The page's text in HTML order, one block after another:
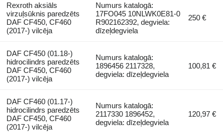
Rexroth aksiāls
virzuļsūknis paredzēts
DAF CF450, CF460
(2017-) vilcēja
Numurs katalogā:
17FO045 10NLWK0E81-0
R902162392, degviela:
dīzeļdegviela
250 €
DAF CF450 (01.18-)
hidrocilindrs paredzēts
DAF CF450, CF460
(2017-) vilcēja
Numurs katalogā:
1896456 2117328,
degviela: dīzeļdegviela
100,81 €
DAF CF460 (01.17-)
hidrocilindrs paredzēts
DAF CF450, CF460
(2017-) vilcēja
Numurs katalogā:
2117330 1896452,
degviela: dīzeļdegviela
120,97 €